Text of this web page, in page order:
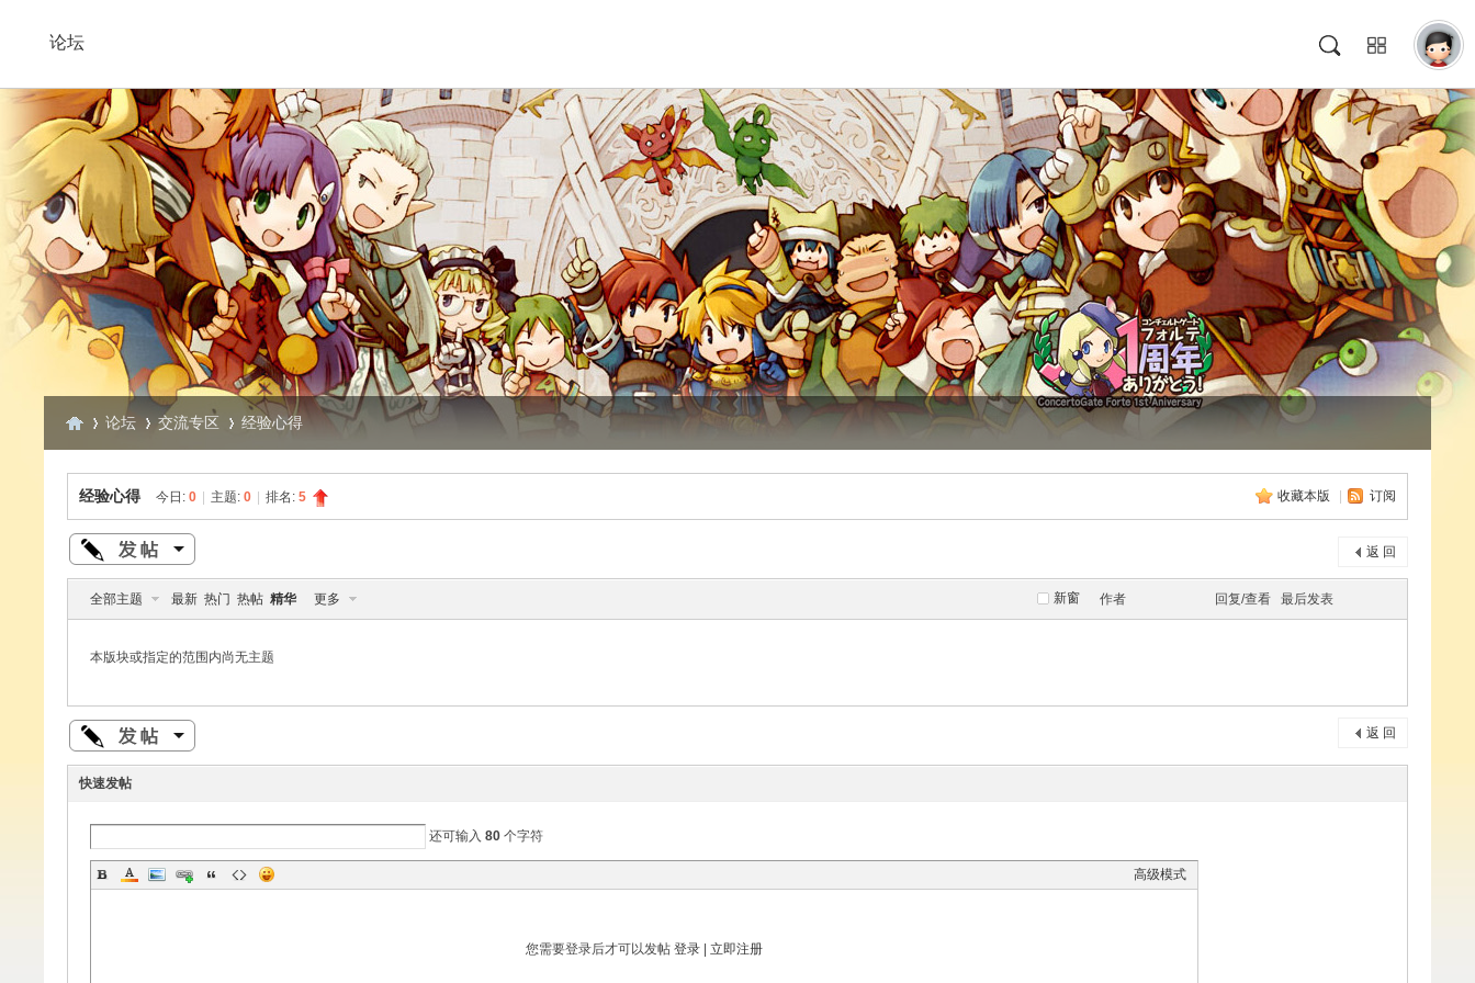
论坛
Di»
论坛
›
交流专区
›
经验心得
收藏本版 订阅
经验心得 今日: 0 主题: 0 排名: 5
返 回
新窗
全部主题 最新 热门 热帖 精华 更多 作者 回复/查看 最后发表
本版块或指定的范围内尚无主题
返 回
快速发帖
还可输入 80个字符
高级模式
您需要登录后才可以发帖 登录| 立即注册